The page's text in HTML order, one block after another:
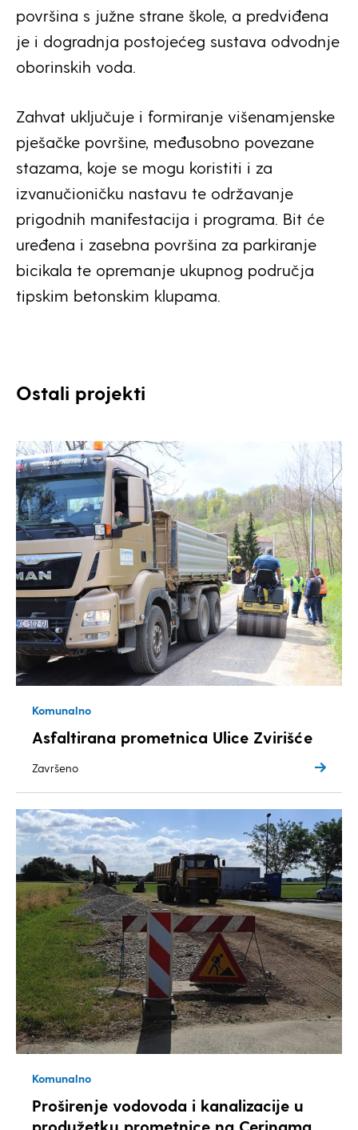
površina s južne strane škole, a predviđena
je i dogradnja postojećeg sustava odvodnje
oborinskih voda.
Zahvat uključuje i formiranje višenamjenske
pješačke površine, međusobno povezane
stazama, koje se mogu koristiti i za
izvanučioničku nastavu te održavanje
prigodnih manifestacija i programa. Bit će
uređena i zasebna površina za parkiranje
bicikala te opremanje ukupnog područja
tipskim betonskim klupama.
Ostali projekti
Komunalno
Asfaltirana prometnica Ulice Zvirišće
Završeno
Komunalno
Proširenje vodovoda i kanalizacije u
produžetku prometnice na Cerinama